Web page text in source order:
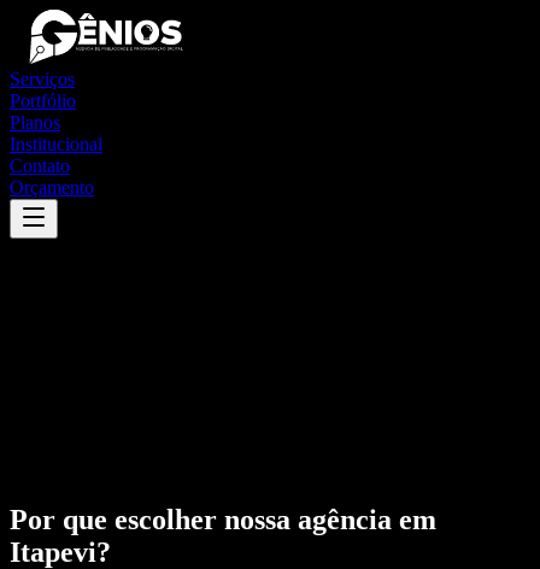
Serviços
Portfólio
Planos
Institucional
Contato
Orçamento
Por que escolher nossa agência em
Itapevi?